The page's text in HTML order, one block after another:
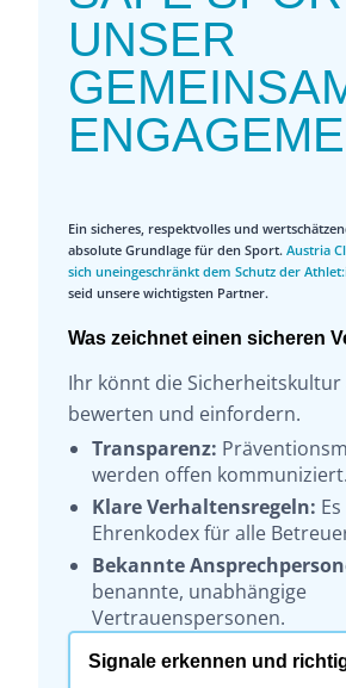
UNSER
Ein sicheres, respektvolles und
absolute Grundlage für den Sport. Austria
sich uneingeschränkt dem Schutz der
seid unsere wichtigsten Partner.
Was zeichnet einen sicheren
Ihr könnt die Sicherheitskultur
bewerten und einfordern.
Transparenz:
werden offen kommuniziert.
Klare Verhaltensregeln:
Ehrenkodex für alle
Bekannte
benannte, unabhängige
Vertrauenspersonen.
Signale erkennen und